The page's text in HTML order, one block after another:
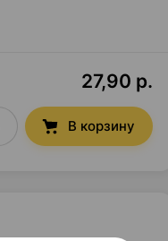
27,90 р.
В корзину